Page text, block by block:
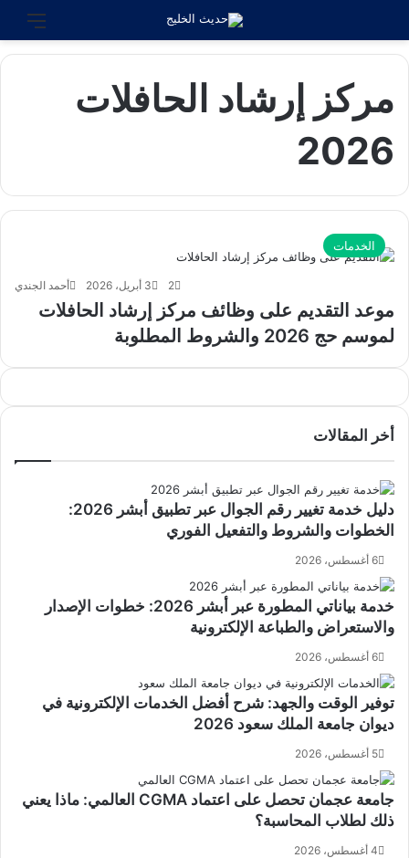
مركز إرشاد الحافلات
2026
الخدمات
أحمد الجندي 3 أبريل، 2026 2
موعد التقديم على وظائف مركز إرشاد الحافلات
لموسم حج 2026 والشروط المطلوبة
أخر المقالات
دليل خدمة تغيير رقم الجوال عبر تطبيق أبشر 2026:
الخطوات والشروط والتفعيل الفوري
6 أغسطس، 2026
خدمة بياناتي المطورة عبر أبشر 2026: خطوات الإصدار
والاستعراض والطباعة الإلكترونية
6 أغسطس، 2026
توفير الوقت والجهد: شرح أفضل الخدمات الإلكترونية في
ديوان جامعة الملك سعود 2026
5 أغسطس، 2026
جامعة عجمان تحصل على اعتماد CGMA العالمي: ماذا يعني
ذلك لطلاب المحاسبة؟
4 أغسطس، 2026